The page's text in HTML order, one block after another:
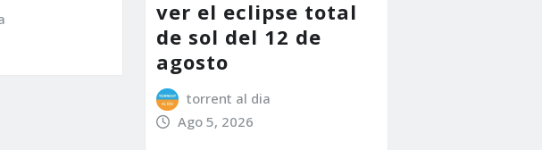
ver el eclipse total
de sol del 12 de
agosto
torrent al dia
Ago 5, 2026